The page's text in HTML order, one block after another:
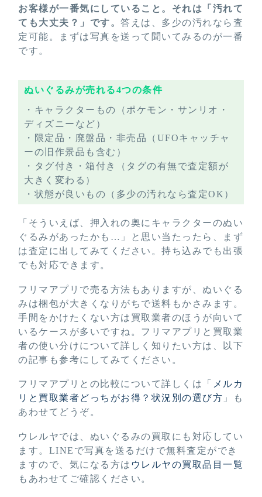
お客様が一番気にしていること。それは「汚れて
ても大丈夫？」です。 答えは、多少の汚れなら査
定可能。まずは写真を送って聞いてみるのが一番
です。
ぬいぐるみが売れる4つの条件
・キャラクターもの（ポケモン・サンリオ・
ディズニーなど）
・限定品・廃盤品・非売品（UFOキャッチャ
ーの旧作景品も含む）
・タグ付き・箱付き（タグの有無で査定額が
大きく変わる）
・状態が良いもの（多少の汚れなら査定OK）
「そういえば、押入れの奥にキャラクターのぬい
ぐるみがあったかも…」と思い当たったら、まず
は査定に出してみてください。持ち込みでも出張
でも対応できます。
フリマアプリで売る方法もありますが、ぬいぐる
みは梱包が大きくなりがちで送料もかさみます。
手間をかけたくない方は買取業者のほうが向いて
いるケースが多いですね。フリマアプリと買取業
者の使い分けについて詳しく知りたい方は、以下
の記事も参考にしてみてください。
フリマアプリとの比較について詳しくは「
メルカ
リと買取業者どっちがお得？状況別の選び方 」も
あわせてどうぞ。
ウレルヤでは、ぬいぐるみの買取にも対応してい
ます。LINEで写真を送るだけで無料査定ができ
ますので、気になる方は ウレルヤの買取品目一覧
もあわせてご確認ください。